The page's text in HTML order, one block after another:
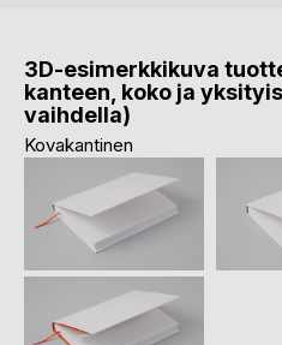
3D-esimerkkikuva
kanteen, koko ja
vaihdella)
Kovakantinen